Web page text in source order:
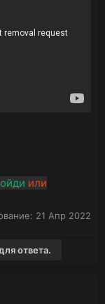
или
21 Апр 2022
ответа.